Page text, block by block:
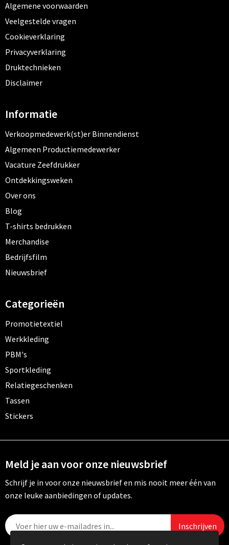
Algemene voorwaarden
Veelgestelde vragen
Cookieverklaring
Privacyverklaring
Druktechnieken
Disclaimer
Informatie
Verkoopmedewerk(st)er Binnendienst
Algemeen Productiemedewerker
Vacature Zeefdrukker
Ontdekkingsweken
Over ons
Blog
T-shirts bedrukken
Merchandise
Bedrijfsfilm
Nieuwsbrief
Categorieën
Promotietextiel
Werkkleding
PBM's
Sportkleding
Relatiegeschenken
Tassen
Stickers
Meld je aan voor onze nieuwsbrief
Schrijf je in voor onze nieuwsbrief en mis nooit meer één van
onze leuke aanbiedingen of updates.